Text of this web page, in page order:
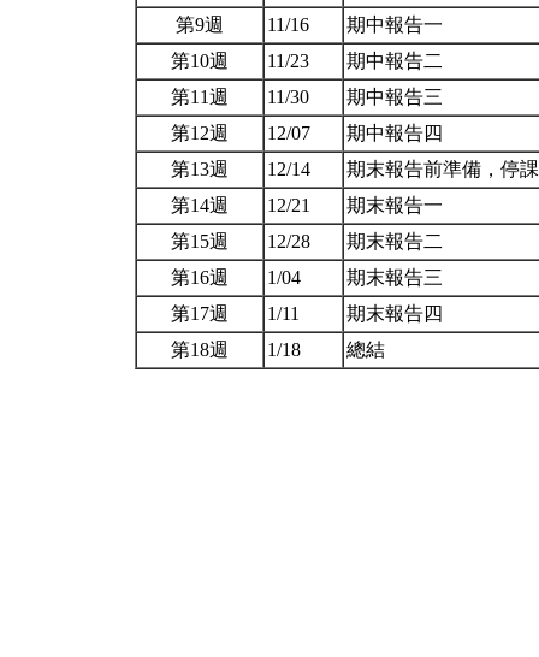
第9週
11/16
期中報告一
第10週
11/23
期中報告二
第11週
11/30
期中報告三
第12週
12/07
期中報告四
第13週
12/14
期末報告前準備，停
第14週
12/21
期末報告一
第15週
12/28
期末報告二
第16週
1/04
期末報告三
第17週
1/11
期末報告四
第18週
1/18 總結